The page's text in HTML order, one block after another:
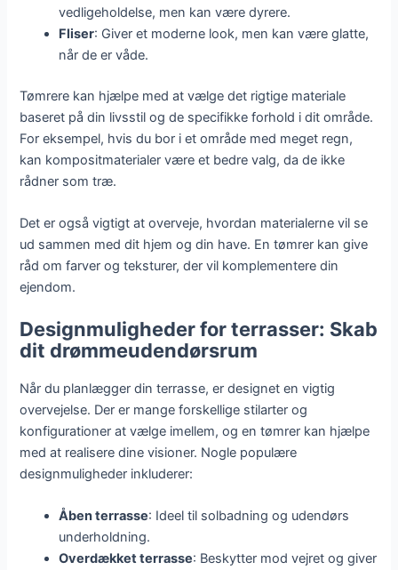
vedligeholdelse, men kan være dyrere.
Fliser: Giver et moderne look, men kan være glatte,
når de er våde.
Tømrere kan hjælpe med at vælge det rigtige materiale
baseret på din livsstil og de specifikke forhold i dit område.
For eksempel, hvis du bor i et område med meget regn,
kan kompositmaterialer være et bedre valg, da de ikke
rådner som træ.
Det er også vigtigt at overveje, hvordan materialerne vil se
ud sammen med dit hjem og din have. En tømrer kan give
råd om farver og teksturer, der vil komplementere din
ejendom.
Designmuligheder for terrasser: Skab
dit drømmeudendørsrum
Når du planlægger din terrasse, er designet en vigtig
overvejelse. Der er mange forskellige stilarter og
konfigurationer at vælge imellem, og en tømrer kan hjælpe
med at realisere dine visioner. Nogle populære
designmuligheder inkluderer:
Åben terrasse: Ideel til solbadning og udendørs
underholdning.
Overdækket terrasse: Beskytter mod vejret og giver